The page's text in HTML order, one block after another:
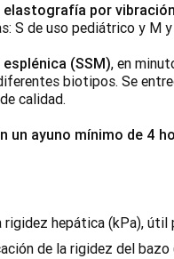
por
S de uso pediátrico y M
esplénica (SSM), en
biotipos. Se
calidad.
un ayuno mínimo de 4
rigidez hepática (kPa), útil
de la rigidez del bazo